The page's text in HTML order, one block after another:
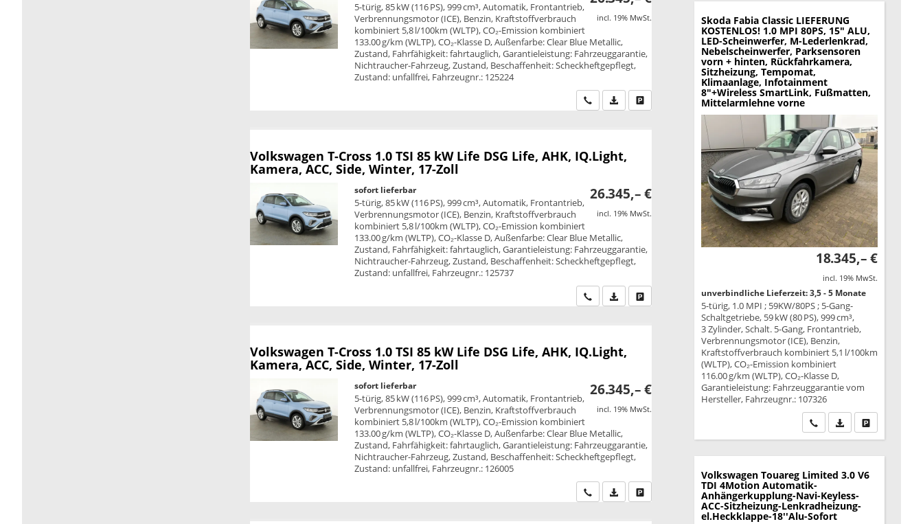
incl. 19% MwSt.
5-türig, 85 kW (116 PS), 999 cm³, Automatik, Frontantrieb,
Verbrennungsmotor (ICE), Benzin, Kraftstoffverbrauch
kombiniert 5,8 l/100km (WLTP), CO₂-Emission kombiniert
133.00 g/km (WLTP), CO₂-Klasse D, Außenfarbe: Clear Blue Metallic,
Zustand, Fahrfähigkeit: fahrtauglich, Garantieleistung: Fahrzeuggarantie,
Nichtraucher-Fahrzeug, Zustand, Beschaffenheit: Scheckheftgepflegt,
Zustand: unfallfrei, Fahrzeugnr.: 125224
Wir rufen Sie anPDF-Datei, Fahrzeugexposé drucken
Drucken, parken oder vergleichen
Volkswagen T-Cross 1.0 TSI 85 kW Life DSG Life, AHK, IQ.Light,
Kamera, ACC, Side, Winter, 17-Zoll
26.345,– €
incl. 19% MwSt.
sofort lieferbar
5-türig, 85 kW (116 PS), 999 cm³, Automatik, Frontantrieb,
Verbrennungsmotor (ICE), Benzin, Kraftstoffverbrauch
kombiniert 5,8 l/100km (WLTP), CO₂-Emission kombiniert
133.00 g/km (WLTP), CO₂-Klasse D, Außenfarbe: Clear Blue Metallic,
Zustand, Fahrfähigkeit: fahrtauglich, Garantieleistung: Fahrzeuggarantie,
Nichtraucher-Fahrzeug, Zustand, Beschaffenheit: Scheckheftgepflegt,
Zustand: unfallfrei, Fahrzeugnr.: 125737
Wir rufen Sie anPDF-Datei, Fahrzeugexposé drucken
Drucken, parken oder vergleichen
Volkswagen T-Cross 1.0 TSI 85 kW Life DSG Life, AHK, IQ.Light,
Kamera, ACC, Side, Winter, 17-Zoll
26.345,– €
incl. 19% MwSt.
sofort lieferbar
5-türig, 85 kW (116 PS), 999 cm³, Automatik, Frontantrieb,
Verbrennungsmotor (ICE), Benzin, Kraftstoffverbrauch
kombiniert 5,8 l/100km (WLTP), CO₂-Emission kombiniert
133.00 g/km (WLTP), CO₂-Klasse D, Außenfarbe: Clear Blue Metallic,
Zustand, Fahrfähigkeit: fahrtauglich, Garantieleistung: Fahrzeuggarantie,
Nichtraucher-Fahrzeug, Zustand, Beschaffenheit: Scheckheftgepflegt,
Zustand: unfallfrei, Fahrzeugnr.: 126005
Wir rufen Sie anPDF-Datei, Fahrzeugexposé drucken
Drucken, parken oder vergleichen
Skoda Fabia Classic LIEFERUNG
KOSTENLOS! 1.0 MPI 80PS, 15" ALU,
LED-Scheinwerfer, M-Lederlenkrad,
Nebelscheinwerfer, Parksensoren
vorn + hinten, Rückfahrkamera,
Sitzheizung, Tempomat,
Klimaanlage, Infotainment
8"+Wireless SmartLink, Fußmatten,
Mittelarmlehne vorne
18.345,– €
incl. 19% MwSt.
unverbindliche Lieferzeit: 3,5 - 5 Monate
5-türig, 1.0 MPI ; 59KW/80PS ; 5-Gang-
Schaltgetriebe, 59 kW (80 PS), 999 cm³,
3 Zylinder, Schalt. 5-Gang, Frontantrieb,
Verbrennungsmotor (ICE), Benzin,
Kraftstoffverbrauch kombiniert 5,1 l/100km
(WLTP), CO₂-Emission kombiniert
116.00 g/km (WLTP), CO₂-Klasse D,
Garantieleistung: Fahrzeuggarantie vom
Hersteller, Fahrzeugnr.: 107326
Wir rufen Sie an
PDF-Datei,Drucken,
Volkswagen Touareg Limited 3.0 V6
TDI 4Motion Automatik-
Anhängerkupplung-Navi-Keyless-
ACC-Sitzheizung-Lenkradheizung-
el.Heckklappe-18''Alu-Sofort